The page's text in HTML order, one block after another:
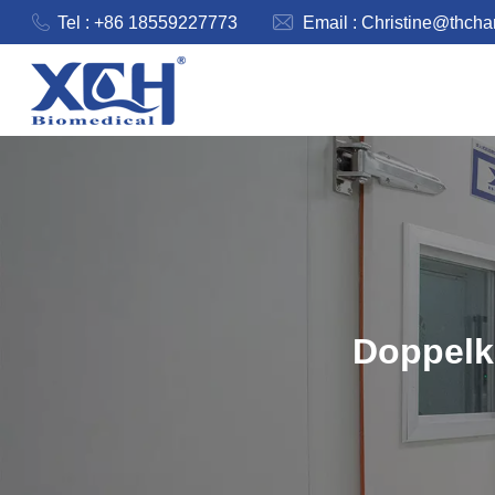
Tel : +86 18559227773 Email :